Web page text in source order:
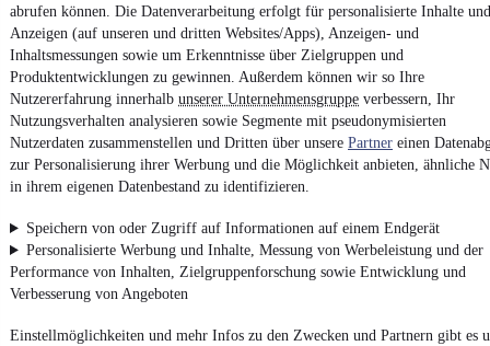
abrufen können. Die Datenverarbeitung erfolgt für personalisierte Inhalte und
Anzeigen (auf unseren und dritten Websites/Apps), Anzeigen- und
Inhaltsmessungen sowie um Erkenntnisse über Zielgruppen und
Produktentwicklungen zu gewinnen. Außerdem können wir so Ihre
Nutzererfahrung innerhalb unserer Unternehmensgruppe verbessern, Ihr
Nutzungsverhalten analysieren sowie Segmente mit pseudonymisierten
Nutzerdaten zusammenstellen und Dritten über unsere Partner einen
zur Personalisierung ihrer Werbung und die Möglichkeit anbieten, ähnliche
in ihrem eigenen Datenbestand zu identifizieren.
Speichern von oder Zugriff auf Informationen auf einem Endgerät
Personalisierte Werbung und Inhalte, Messung von Werbeleistung und der
Performance von Inhalten, Zielgruppenforschung sowie Entwicklung und
Verbesserung von Angeboten
Einstellmöglichkeiten und mehr Infos zu den Zwecken und Partnern gibt es
Keine Inserate gefunden
¹MwSt. ausweisbar
Nutze mobile.de schnell und einfach
App installieren